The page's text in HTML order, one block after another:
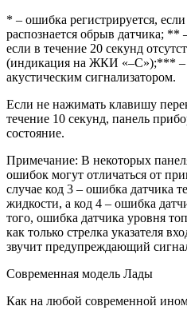
* – ошибка регистрируется,
распознается обрыв датчика; **
если в течение 20 секунд
(индикация на ЖКИ «–С»);*** –
акустическим сигнализатором.
Если не нажимать клавишу
течение 10 секунд, панель
состояние.
Примечание: В некоторых
ошибок могут отличаться от
случае код 3 – ошибка датчика
жидкости, а код 4 – ошибка
того, ошибка датчика уровня
как только стрелка указателя
звучит предупреждающий
Современная модель Лады
Как на любой современной